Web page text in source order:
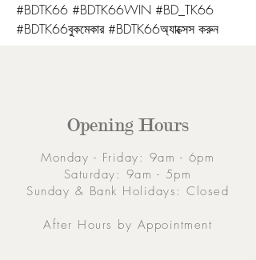
#BDTK66 #BDTK66WIN #BD_TK66
#BDTK66বুকমেকার #BDTK66অ্যাক্সেস করুন
Opening Hours
Monday - Friday: 9am - 6pm
Saturday: 9am - 5pm
Sunday & Bank Holidays: Closed
After Hours by Appointment